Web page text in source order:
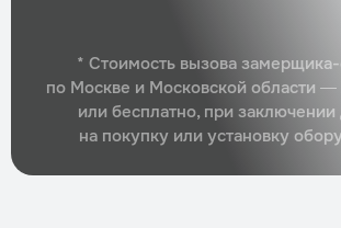
* Стоимость вызова
по Москве и Московской области —
или бесплатно, при заключении
на покупку или установку